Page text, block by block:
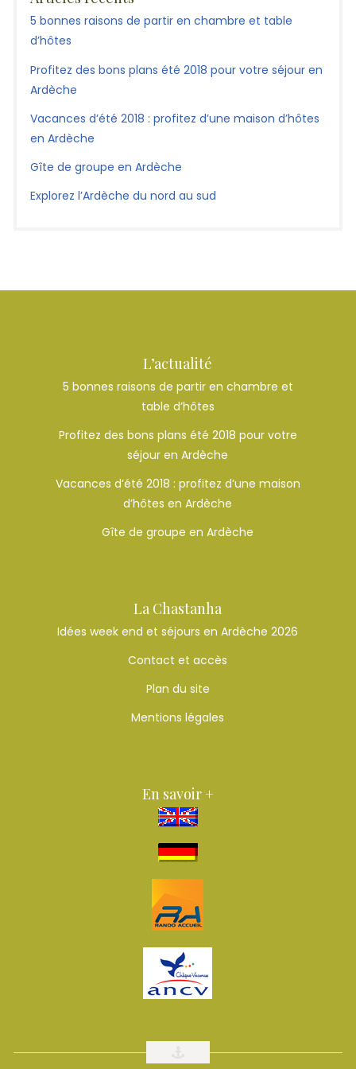
5 bonnes raisons de partir en chambre et table
d’hôtes
Profitez des bons plans été 2018 pour votre séjour en
Ardèche
Vacances d’été 2018 : profitez d’une maison d’hôtes
en Ardèche
Gîte de groupe en Ardèche
Explorez l’Ardèche du nord au sud
L’actualité
5 bonnes raisons de partir en chambre et
table d’hôtes
Profitez des bons plans été 2018 pour votre
séjour en Ardèche
Vacances d’été 2018 : profitez d’une maison
d’hôtes en Ardèche
Gîte de groupe en Ardèche
La Chastanha
Idées week end et séjours en Ardèche 2026
Contact et accès
Plan du site
Mentions légales
En savoir +